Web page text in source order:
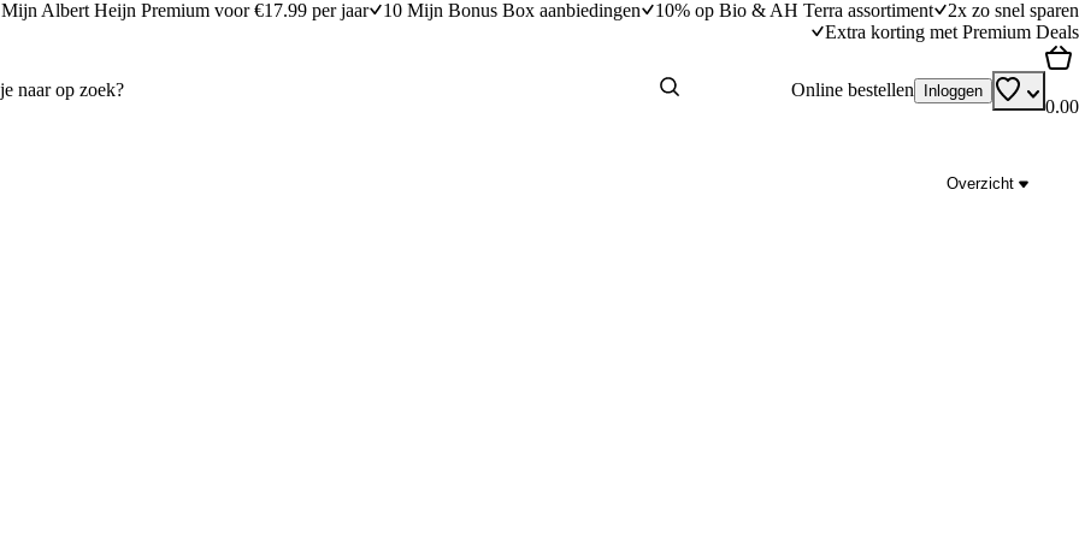
Mijn Albert Heijn Premium voor €17.99 per jaar 10 Mijn Bonus Box aanbiedingen 10% op Bio & AH Terra assortiment
2x zo snel sparen
Extra korting met Premium Deals
Online bestellen Inloggen
0.00
Overzicht